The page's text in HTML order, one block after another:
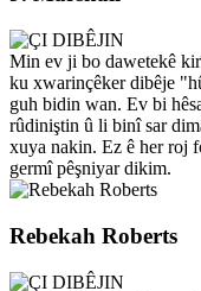
Min ev ji bo dawetekê
ku xwarinçêker dibêje
guh bidin wan. Ev bi
rûdiniştin û li binî sar
xuya nakin. Ez ê her roj
germî pêşniyar dikim.
Rebekah Roberts